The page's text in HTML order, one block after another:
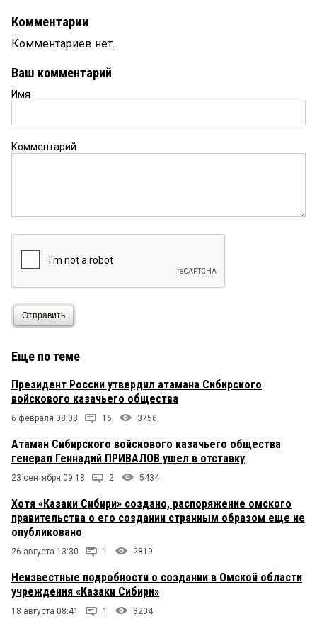
Комментарии
Комментариев нет.
Ваш комментарий
Имя
Комментарий
Отправить
Еще по теме
Президент России утвердил атамана Сибирского
войскового казачьего общества
6 февраля 08:08 16 3756
Атаман Сибирского войскового казачьего общества
генерал Геннадий ПРИВАЛОВ ушел в отставку
23 сентября 09:18 2 5434
Хотя «Казаки Сибири» создано, распоряжение омского
правительства о его создании странным образом еще не
опубликовано
26 августа 13:30 1 2819
Неизвестные подробности о создании в Омской области
учреждения «Казаки Сибири»
18 августа 08:41 1 3204